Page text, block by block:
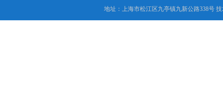
地址：上海市松江区九亭镇九新公路338号